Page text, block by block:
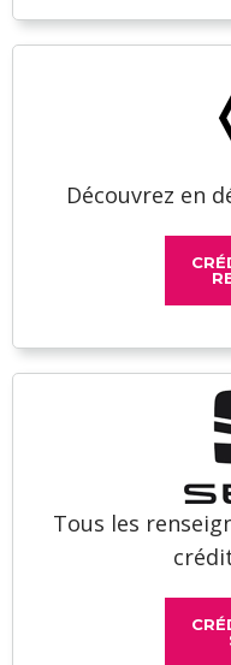
Découvrez en
Tous les